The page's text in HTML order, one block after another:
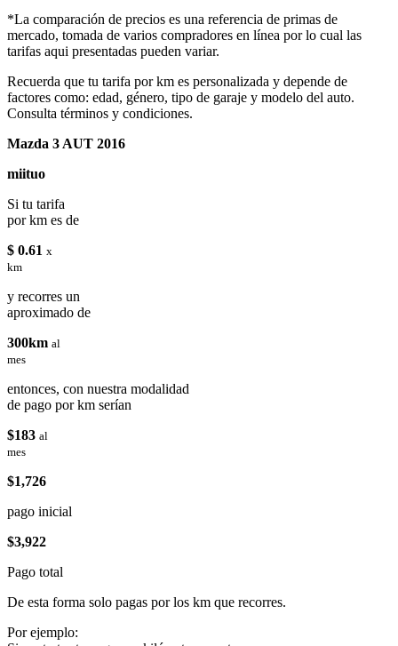
*La comparación de precios es una referencia de primas de
mercado, tomada de varios compradores en línea por lo cual las
tarifas aqui presentadas pueden variar.
Recuerda que tu tarifa por km es personalizada y depende de
factores como: edad, género, tipo de garaje y modelo del auto.
Consulta términos y condiciones.
Mazda 3 AUT 2016
miituo
Si tu tarifa
por km es de
$ 0.61 x
km
y recorres un
aproximado de
300km al
mes
entonces, con nuestra modalidad
de pago por km serían
$183 al
mes
$1,726
pago inicial
$3,922
Pago total
De esta forma solo pagas por los km que recorres.
Por ejemplo: